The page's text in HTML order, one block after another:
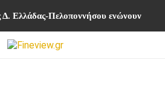
Δ. Ελλάδας-Πελοποννήσου ενώνουν